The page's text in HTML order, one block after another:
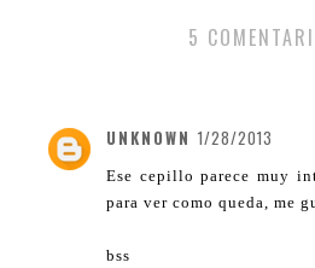
5
UNKNOWN 1/28/2013
Ese cepillo parece muy
para ver como queda, me
bss